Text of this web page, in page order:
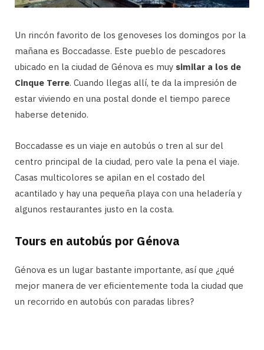
Un rincón favorito de los genoveses los domingos por la
mañana es Boccadasse. Este pueblo de pescadores
ubicado en la ciudad de Génova es muy similar a los de
Cinque Terre. Cuando llegas allí, te da la impresión de
estar viviendo en una postal donde el tiempo parece
haberse detenido.
Boccadasse es un viaje en autobús o tren al sur del
centro principal de la ciudad, pero vale la pena el viaje.
Casas multicolores se apilan en el costado del
acantilado y hay una pequeña playa con una heladería y
algunos restaurantes justo en la costa.
Tours en autobús por Génova
Génova es un lugar bastante importante, así que ¿qué
mejor manera de ver eficientemente toda la ciudad que
un recorrido en autobús con paradas libres?